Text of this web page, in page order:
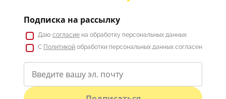
Подписка на рассылку
Даю согласие на обработку персональных данных
С Политикой обработки персональных данных согласен